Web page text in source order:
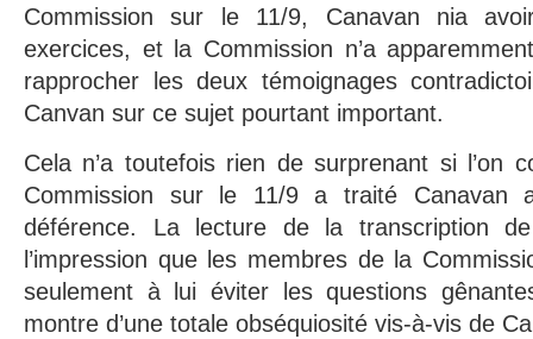
Commission sur le 11/9, Canavan nia
exercices, et la Commission n’a
rapprocher les deux témoignages
Canvan sur ce sujet pourtant important.
Cela n’a toutefois rien de surprenant si l’on
Commission sur le 11/9 a traité Canavan
déférence. La lecture de la transcription
l’impression que les membres de la
seulement à lui éviter les questions
montre d’une totale obséquiosité vis-à-vis de